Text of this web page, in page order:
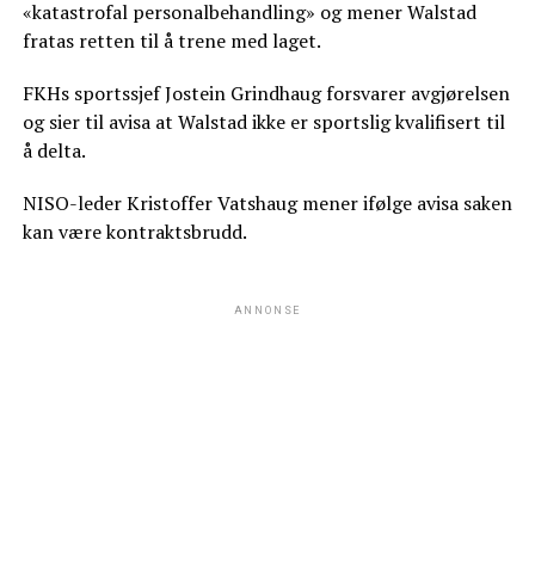
«katastrofal personalbehandling» og mener Walstad
fratas retten til å trene med laget.
FKHs sportssjef Jostein Grindhaug forsvarer avgjørelsen
og sier til avisa at Walstad ikke er sportslig kvalifisert til
å delta.
NISO-leder Kristoffer Vatshaug mener ifølge avisa saken
kan være kontraktsbrudd.
ANNONSE